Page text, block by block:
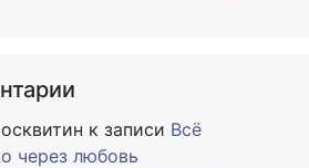
к записи Всё
через любовь